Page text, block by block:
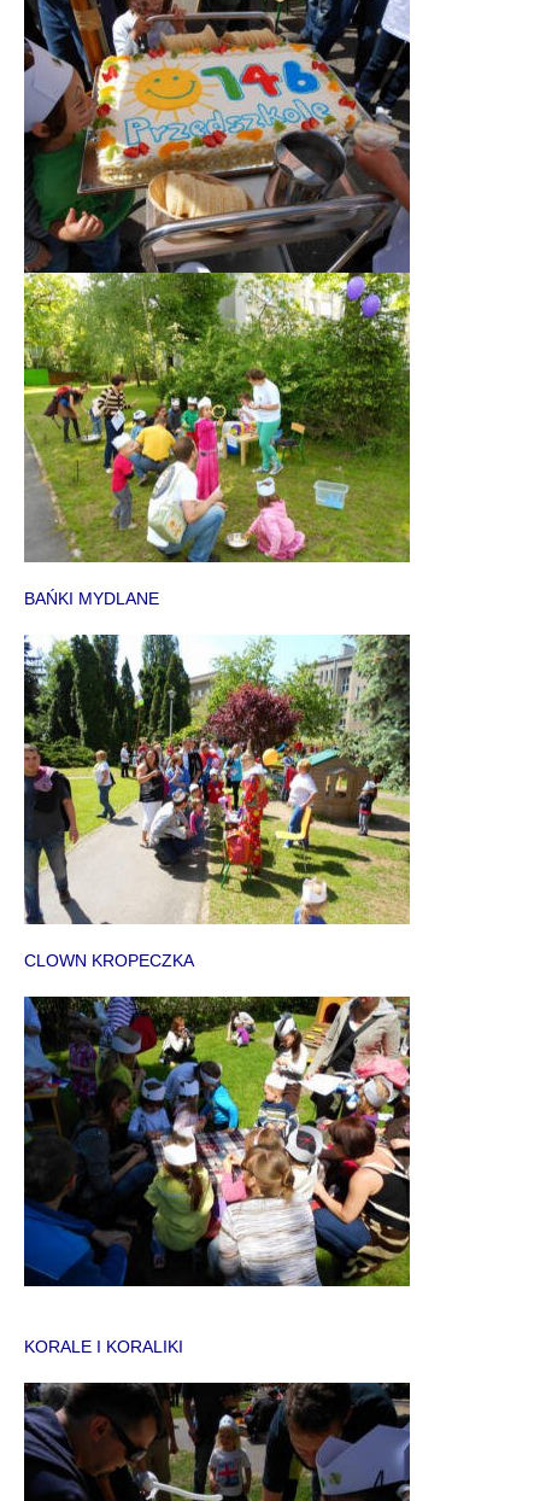
BAŃKI MYDLANE
CLOWN KROPECZKA
KORALE I KORALIKI